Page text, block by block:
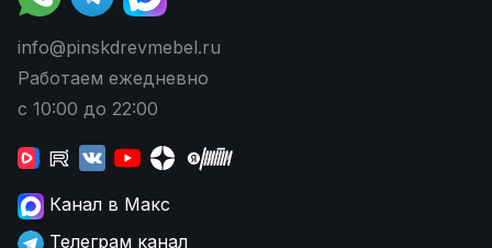
info@pinskdrevmebel.ru
Работаем ежедневно
с 10:00 до 22:00
Канал в Макс
Телеграм канал